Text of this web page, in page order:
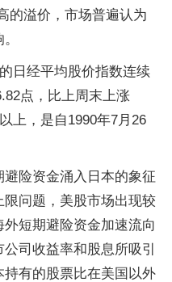
的溢价，市场普遍认为
日经平均股价指数连续
点，比上周末上涨
上，是自1990年7月26
避险资金涌入日本的象征
问题，美股市场出现较
短期避险资金加速流向
司收益率和股息所吸引
有的股票比在美国以外